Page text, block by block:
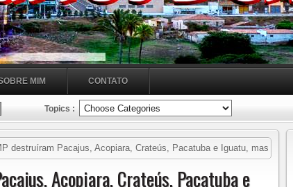
MIM CONTATO
Topics :
destruíram Pacajus, Acopiara, Crateús, Pacatuba e Iguatu, mas
Acopiara, Crateús, Pacatuba e